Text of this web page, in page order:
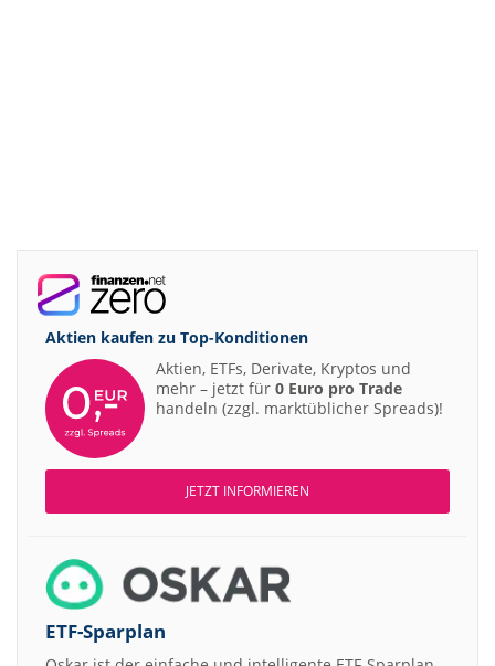
Aktien kaufen zu Top-Konditionen
Aktien, ETFs, Derivate, Kryptos und
mehr – jetzt für 0 Euro pro Trade
handeln (zzgl. marktüblicher Spreads)!
JETZT INFORMIEREN
ETF-Sparplan